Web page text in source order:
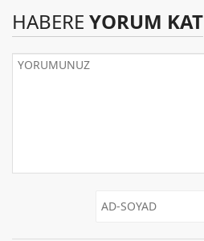
HABERE YORUM KAT